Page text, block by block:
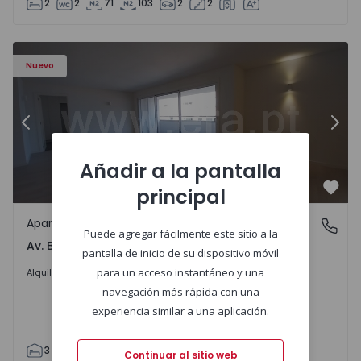
2 2 71 103 2 2
Nuevo
Apartamento T3 Porto, Av. Boavista - 1575472 - 5
Anterior
Av. Boavista, Porto
Apartamento
Av. Boavista, Porto
Alquilar 2.300 €/mes
3 142 2 4
Añadir a la pantalla
principal
Puede agregar fácilmente este sitio a la
pantalla de inicio de su dispositivo móvil
para un acceso instantáneo y una
navegación más rápida con una
experiencia similar a una aplicación.
Continuar al sitio web